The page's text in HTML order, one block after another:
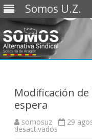
Somos U.Z.
Modificación
espera
somosuz 29
desactivadosen